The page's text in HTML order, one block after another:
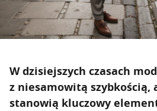
W dzisiejszych czasach
z niesamowitą szybkością,
stanowią kluczowy